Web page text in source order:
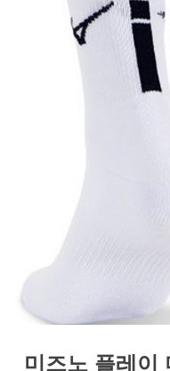
미즈노 플레이